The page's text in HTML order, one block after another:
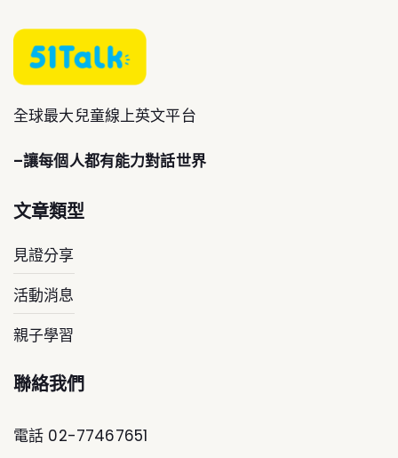
全球最大兒童線上英文平台
–讓每個人都有能力對話世界
文章類型
見證分享
活動消息
親子學習
聯絡我們
電話 02-77467651